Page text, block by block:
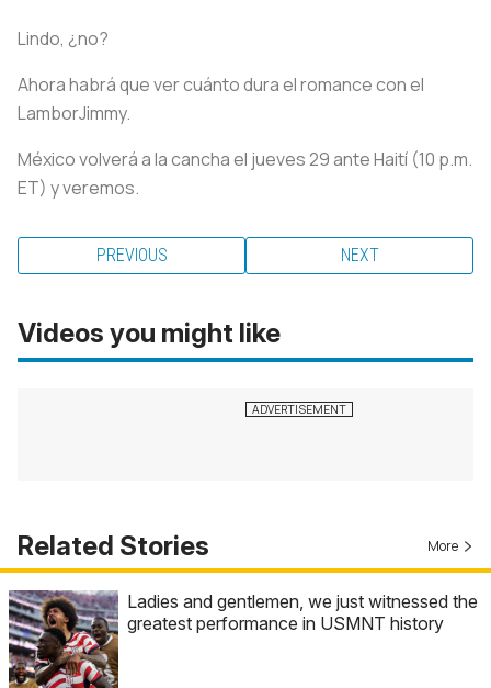
Lindo, ¿no?
Ahora habrá que ver cuánto dura el romance con el
LamborJimmy.
México volverá a la cancha el jueves 29 ante Haití (10 p.m.
ET) y veremos.
PREVIOUS NEXT
Videos you might like
Related Stories More
Ladies and gentlemen, we just witnessed the
greatest performance in USMNT history